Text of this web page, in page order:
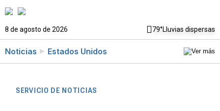
8 de agosto de 2026 79°Lluvias dispersas
Noticias Estados Unidos
SERVICIO DE NOTICIAS